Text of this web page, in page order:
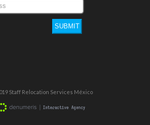
SUBMIT
Staff Relocation Services México